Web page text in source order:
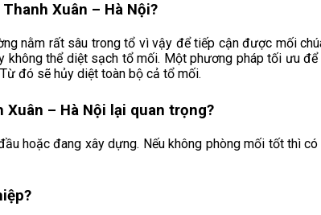
Xuân – Hà Nội?
nằm rất sâu trong tổ vì vậy để tiếp cận được mối
thể diệt sạch tổ mối. Một phương pháp tối ưu
đó sẽ hủy diệt toàn bộ cả tổ mối.
– Hà Nội lại quan trọng?
hoặc đang xây dựng. Nếu không phòng mối tốt thì